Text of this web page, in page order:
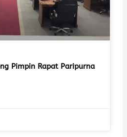
Pimpin Rapat Paripurna